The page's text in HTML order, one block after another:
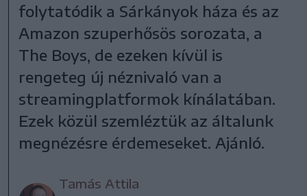
folytatódik a Sárkányok háza és az
Amazon szuperhősös sorozata, a
The Boys, de ezeken kívül is
rengeteg új néznivaló van a
streamingplatformok kínálatában.
Ezek közül szemléztük az általunk
megnézésre érdemeseket. Ajánló.
Tamás Attila